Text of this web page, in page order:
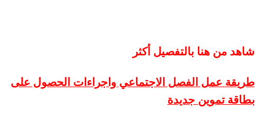
شاهد من هنا بالتفصيل أكثر
طريقة عمل الفصل الاجتماعي واجراءات الحصول على
بطاقة تموين جديدة